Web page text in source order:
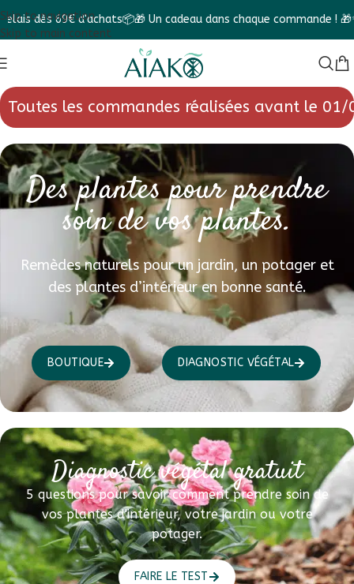
Skip to navigation
Skip to main content
dès 69€ d'achats📦🎁 Un cadeau dans chaque commande ! 🎁✨
Toutes les commandes réalisées avant le
Des plantes pour prendre
soin de vos plantes.
Remèdes naturels pour un jardin, un potager et
des plantes d’intérieur en bonne santé.
BOUTIQUE DIAGNOSTIC VÉGÉTAL
Diagnostic végétal gratuit
5 questions pour savoir comment prendre soin de
vos plantes d'intérieur, votre jardin ou votre
potager.
FAIRE LE TEST